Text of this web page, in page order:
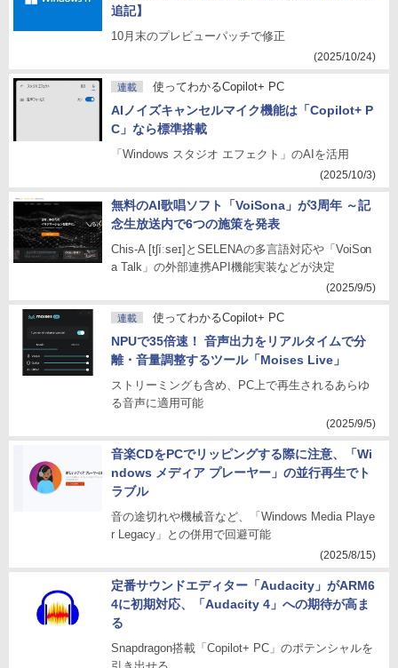
追記】
10月末のプレビューパッチで修正
(2025/10/24)
連載 使ってわかるCopilot+ PC
AIノイズキャンセルマイク機能は「Copilot+ P
C」なら標準搭載
「Windows スタジオ エフェクト」のAIを活用
(2025/10/3)
無料のAI歌唱ソフト「VoiSona」が3周年 ～記
念生放送内で6つの施策を発表
Chis-A [tʃíːseɪ]とSELENAの多言語対応や「VoiSon
a Talk」の外部連携API機能実装などが決定
(2025/9/5)
連載 使ってわかるCopilot+ PC
NPUで35倍速！ 音声出力をリアルタイムで分
離・音量調整するツール「Moises Live」
ストリーミングも含め、PC上で再生されるあらゆ
る音声に適用可能
(2025/9/5)
音楽CDをPCでリッピングする際に注意、「Wi
ndows メディア プレーヤー」の並行再生でト
ラブル
音の途切れや機械音など、「Windows Media Playe
r Legacy」との併用で回避可能
(2025/8/15)
定番サウンドエディター「Audacity」がARM6
4に初期対応、「Audacity 4」への期待が高ま
る
Snapdragon搭載「Copilot+ PC」のポテンシャルを